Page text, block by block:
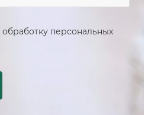
обработку персональных